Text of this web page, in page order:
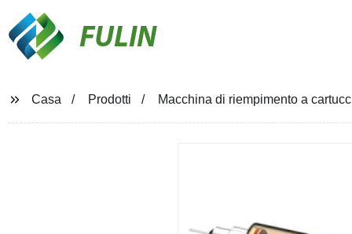
FULIN
Casa Prodotti Macchina di riempimento a